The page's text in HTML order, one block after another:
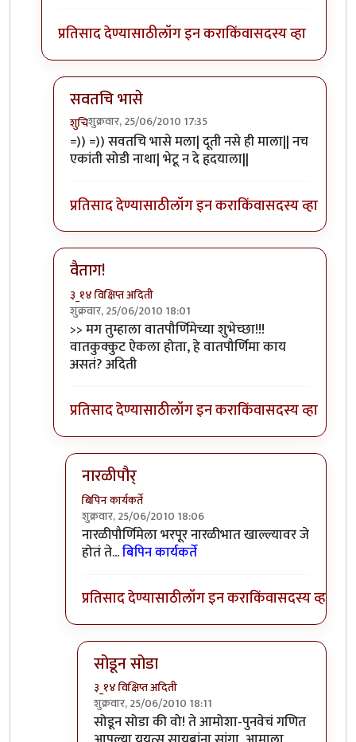
प्रतिसाद देण्यासाठीलॉग इन कराकिंवासदस्य व्हा
सवतचि भासे
शुचिशुक्रवार, 25/06/2010 17:35
In reply toमगbyबिपिन कार्यकर्ते
=)) =)) सवतचि भासे मला| दूती नसे ही माला|| नच
एकांती सोडी नाथा| भेटू न दे हृदयाला||
प्रतिसाद देण्यासाठीलॉग इन कराकिंवासदस्य व्हा
वैताग!
३_१४ विक्षिप्त अदिती
शुक्रवार, 25/06/2010 18:01
In reply toमगbyबिपिन कार्यकर्ते
>> मग तुम्हाला वातपौर्णिमेच्या शुभेच्छा!!!
वातकुक्कुट ऐकला होता, हे वातपौर्णिमा काय
असतं? अदिती
प्रतिसाद देण्यासाठीलॉग इन कराकिंवासदस्य व्हा
नारळीपौर्
बिपिन कार्यकर्ते
शुक्रवार, 25/06/2010 18:06
In reply toवैताग!by३_१४ विक्षिप्त अदिती
नारळीपौर्णिमेला भरपूर नारळीभात खाल्ल्यावर जे
होतं ते...बिपिन कार्यकर्ते
प्रतिसाद देण्यासाठीलॉग इन कराकिंवासदस्य व्हा
सोडून सोडा
३_१४ विक्षिप्त अदिती
शुक्रवार, 25/06/2010 18:11
In reply toनारळीपौर्byबिपिन कार्यकर्ते
सोडून सोडा की वो! ते आमोशा-पुनवेचं गणित